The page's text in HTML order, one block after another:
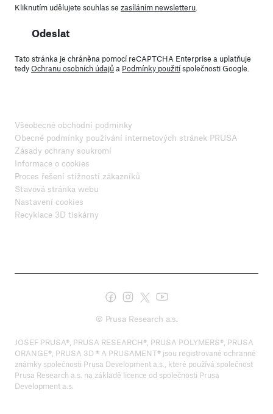
Kliknutím udělujete souhlas se zasíláním newsletteru
Odeslat
Tato stránka je chráněna pomocí reCAPTCHA Enterprise a uplatňuje
tedyOchranu osobních údajůa Podmínky použitíspolečnosti Google.
Všeobecné obchodní podmínky
Obecné podmínky používání internetových stránek PRUSA
Zásady ochrany soukromí
Informace o cookies
Proces řešení stížností zákazníků
Stavová stránka webu
Nastavení cookies
Recyklace 3D tiskárny
© Prusa Research a.s.
JOSEF PRUSA®, PRUSA RESEARCH®, PRUSA POLYMERS®, PRUSA
ORANGE®, PRUSA 3D ® A PRUSAMENT® jsou registrované ochranné
známky společnosti Prusa Development a.s., které používá společnost
Prusa Research a.s. na základě licence od společnosti Prusa
Development a.s.